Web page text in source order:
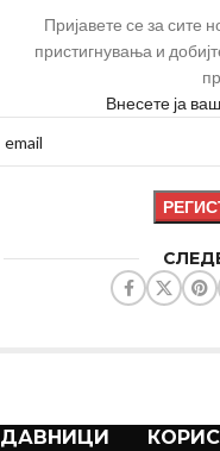
Пријавете се за сите
пристигнувања и
Внесете ја